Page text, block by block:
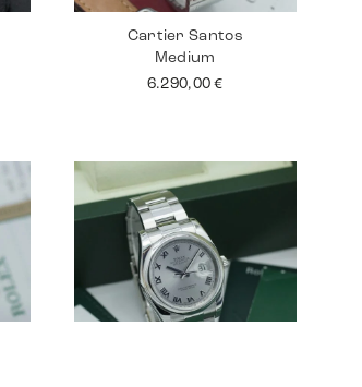
Cartier Santos
Medium
6.290,00€